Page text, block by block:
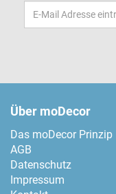
Email-
Adresse
Über moDecor
Das moDecor Prinzip
AGB
Datenschutz
Impressum